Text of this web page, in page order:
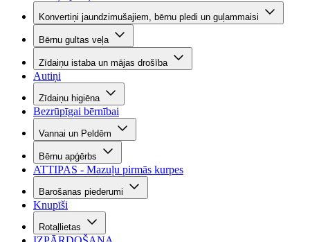
Konvertiņi jaundzimušajiem, bērnu pledi un guļammaisi
Bērnu gultas veļa
Zīdaiņu istaba un mājas drošība
Autiņi
Zīdaiņu higiēna
Bezrūpīgai bērnībai
Vannai un Peldēm
Bērnu apģērbs
ATTIPAS - Mazuļu pirmās kurpes
Barošanas piederumi
Knupīši
Rotaļlietas